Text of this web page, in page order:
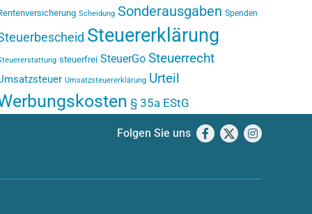
Scheidung Sonderausgaben Spenden
Steuererklärung
steuerfrei SteuerGo Steuerrecht
Umsatzsteuererklärung Urteil
§ 35a EStG
Folgen Sie uns Facebook
X Instagram